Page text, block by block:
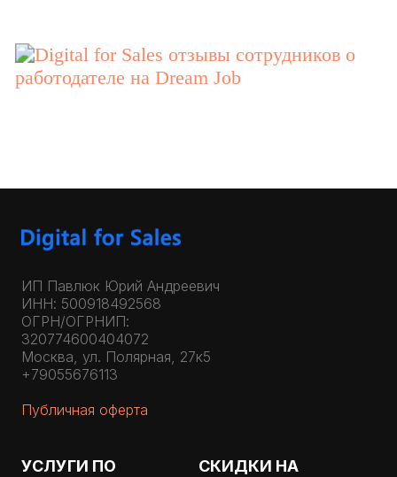
ИП Павлюк Юрий Андреевич
ИНН: 500918492568
ОГРН/ОГРНИП:
320774600404072
Москва, ул. Полярная, 27к5
+79055676113
Публичная оферта
УСЛУГИ ПО
СКИДКИ НА